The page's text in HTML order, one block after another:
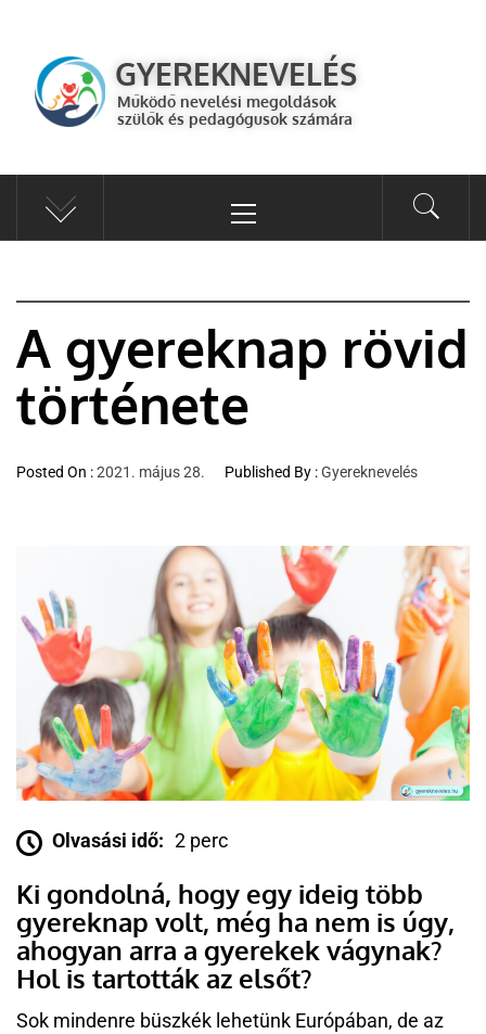
GYEREKNEVELÉS
számára
GYEREKNEVELÉS
Működő nevelési megoldások
szülők és pedagógusok számára
A gyereknap rövid
története
Posted On :2021. május 28. Published By :Gyereknevelés
Olvasási idő: 2 perc
Ki gondolná, hogy egy ideig több
gyereknap volt, még ha nem is úgy,
ahogyan arra a gyerekek vágynak?
Hol is tartották az elsőt?
Sok mindenre büszkék lehetünk Európában, de az